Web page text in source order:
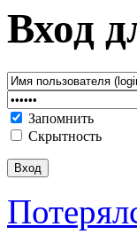
Вход
Запомнить
Скрытность